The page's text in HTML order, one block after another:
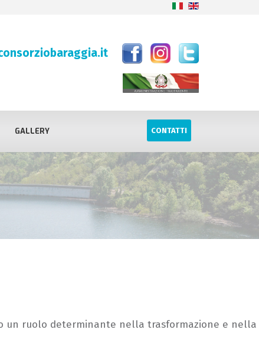
GALLERY CONTATTI
un ruolo determinante nella trasformazione e nella